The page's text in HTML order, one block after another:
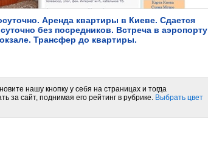
Аренда квартиры в Киеве. Сдается
без посредников. Встреча в аэропорту
Трансфер до квартиры.
нашу кнопку у себя на страницах и тогда
за сайт, поднимая его рейтинг в рубрике. Выбрать цвет